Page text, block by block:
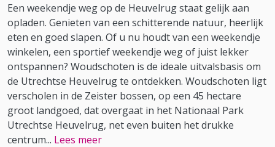
Een weekendje weg op de Heuvelrug staat gelijk aan
opladen. Genieten van een schitterende natuur, heerlijk
eten en goed slapen. Of u nu houdt van een weekendje
winkelen, een sportief weekendje weg of juist lekker
ontspannen? Woudschoten is de ideale uitvalsbasis om
de Utrechtse Heuvelrug te ontdekken. Woudschoten ligt
verscholen in de Zeister bossen, op een 45 hectare
groot landgoed, dat overgaat in het Nationaal Park
Utrechtse Heuvelrug, net even buiten het drukke
centrum... Lees meer